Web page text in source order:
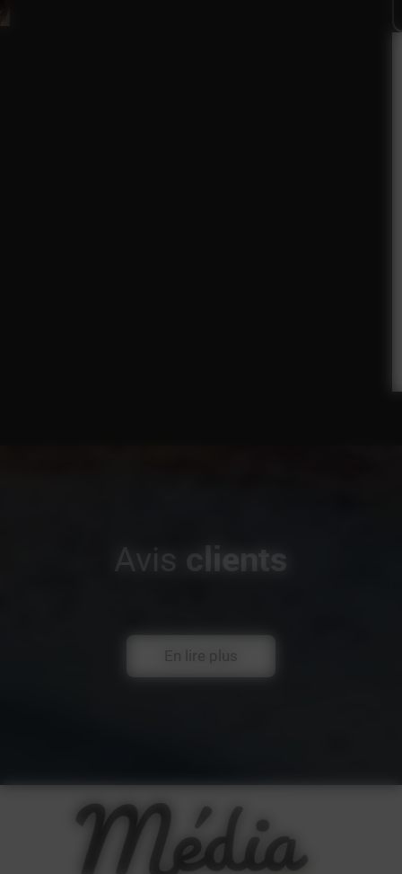
Avis clients